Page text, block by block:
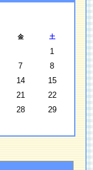
金 土
1
7
8
14
15
21
22
28
29